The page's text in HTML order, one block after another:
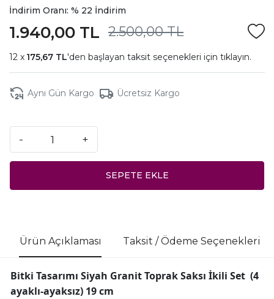
İndirim Oranı: % 22 İndirim
2.500,00 TL
1.940,00 TL
175,67 TL'den başlayan taksit seçenekleri için tıklayın.
Aynı Gün Kargo Ücretsiz Kargo
- +
SEPETE EKLE
Ürün Açıklaması Taksit / Ödeme Seçenekleri
Bitki Tasarımı Siyah Granit Toprak Saksı İkili Set (4
ayaklı-ayaksız) 19 cm